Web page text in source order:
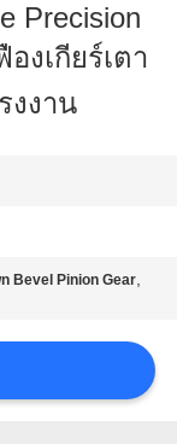
Precision
งเกียร์เตา
งงาน
Bevel Pinion Gear,